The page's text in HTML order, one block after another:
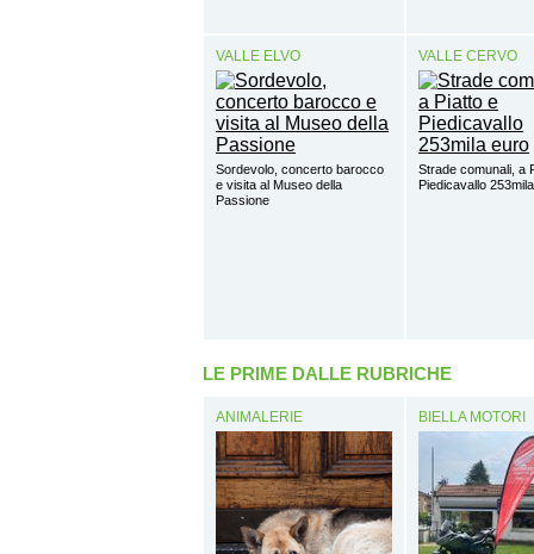
VALLE ELVO
Sordevolo, concerto barocco
e visita al Museo della
Passione
VALLE CERVO
Strade comunali, a
Piedicavallo
LE PRIME DALLE RUBRICHE
ANIMALERIE BIELLA MOTORI